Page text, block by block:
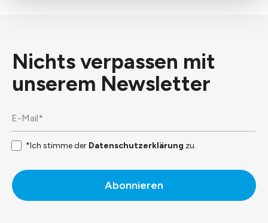
Nichts verpassen mit
unserem Newsletter
*Ich stimme der Datenschutzerklärung zu.
Abonnieren